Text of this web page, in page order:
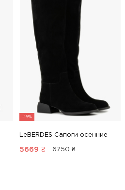
-16%
LeBERDES Сапоги осенние
5669 ₴ 6750 ₴